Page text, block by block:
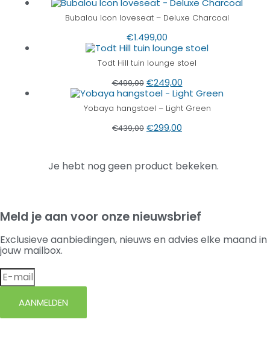
Bubalou Icon loveseat – Deluxe Charcoal
€1.499,00
Todt Hill tuin lounge stoel
€499,00 €249,00
Yobaya hangstoel – Light Green
€439,00 €299,00
Je hebt nog geen product bekeken.
Meld je aan voor onze nieuwsbrief
Exclusieve aanbiedingen, nieuws en advies elke maand in
jouw mailbox.
AANMELDEN